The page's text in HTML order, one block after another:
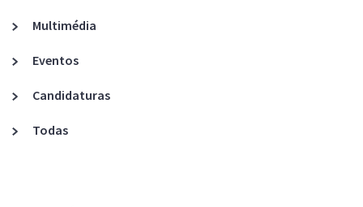
Multimédia
Eventos
Candidaturas
Todas